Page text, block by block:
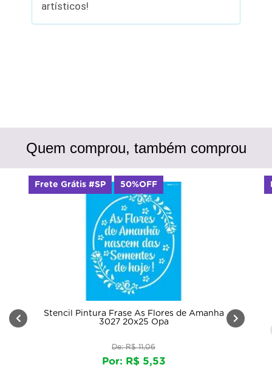
artísticos!
Quem comprou, também comprou
Stencil Pintura Frase As Flores de Amanha
3027 20x25 Opa
De: R$ 11,06
Por: R$ 5,53
Frete Grátis #SP 50%OFF